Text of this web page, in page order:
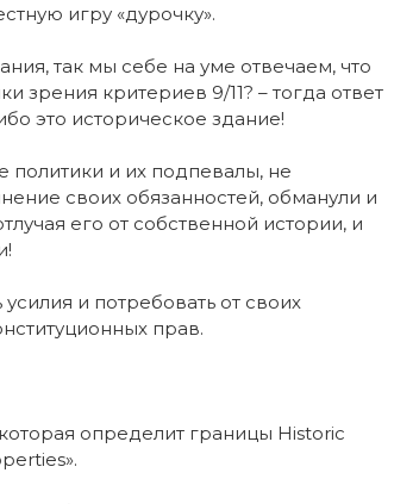
игру «дурочку».
так мы себе на уме отвечаем, что
зрения критериев 9/11? – тогда ответ
это историческое здание!
политики и их подпевалы, не
своих обязанностей, обманули и
его от собственной истории, и
и потребовать от своих
прав.
определит границы Historic